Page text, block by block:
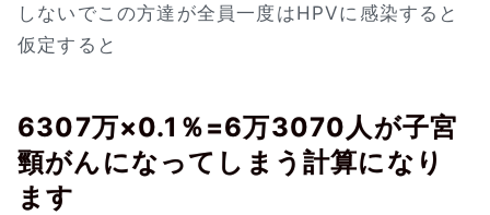
しないでこの方達が全員一度はHPVに感染すると
仮定すると
6307万×0.1％=6万3070人が子宮
頸がんになってしまう計算になり
ます